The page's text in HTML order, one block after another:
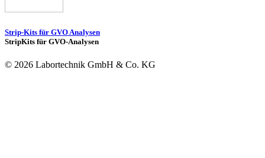
Strip-Kits für GVO Analysen
StripKits für GVO-Analysen
© 2026 Labortechnik GmbH & Co. KG